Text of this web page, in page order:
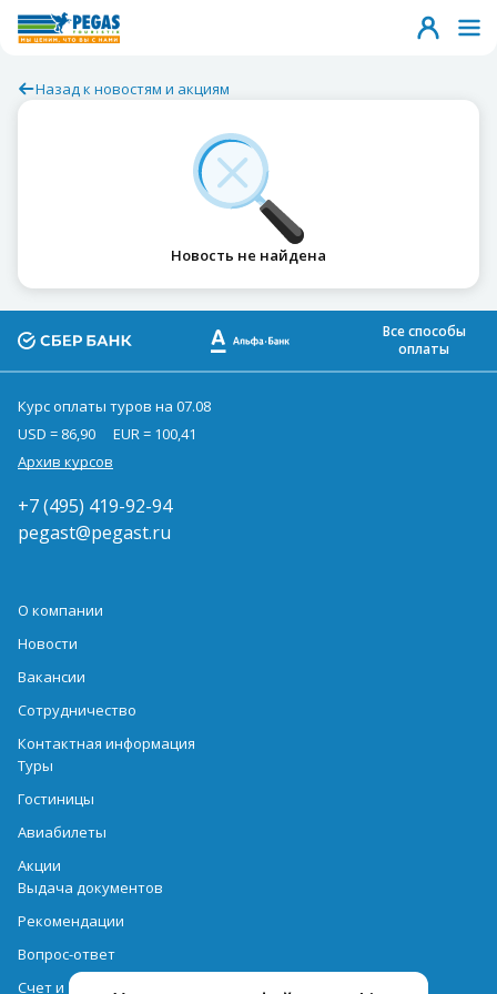
Назад к новостям и акциям
Новость не найдена
Все способы
оплаты
Курс оплаты туров на 07.08
USD = 86,90
EUR = 100,41
Архив курсов
+7 (495) 419-92-94
pegast@pegast.ru
О компании
Новости
Вакансии
Сотрудничество
Контактная информация
Туры
Гостиницы
Авиабилеты
Акции
Выдача документов
Рекомендации
Вопрос-ответ
Счет и оплата